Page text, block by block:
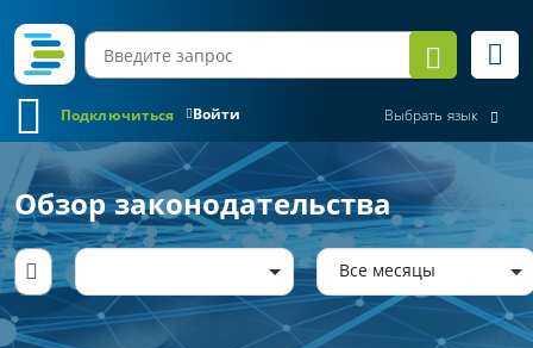
Войти
Подключиться Выбрать язык
Обзор законодательства
Все месяцы